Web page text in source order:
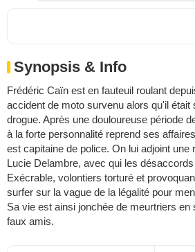
Synopsis & Info
Frédéric Caïn est en fauteuil roulant
accident de moto survenu alors qu'il était
drogue. Après une douloureuse période
à la forte personnalité reprend ses
est capitaine de police. On lui adjoint une
Lucie Delambre, avec qui les
Exécrable, volontiers torturé et
surfer sur la vague de la légalité pour
Sa vie est ainsi jonchée de meurtriers en
faux amis.